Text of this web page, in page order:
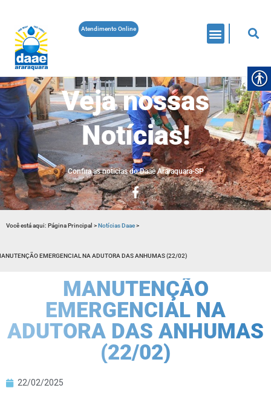
Atendimento Online
Veja nossas
Notícias!
Confira as noticias do Daae Araraquara-SP
Você está aqui: Página Principal >Notícias Daae>
EMERGENCIAL NA ADUTORA DAS ANHUMAS (22/02)
MANUTENÇÃO
EMERGENCIAL NA
ADUTORA DAS ANHUMAS
(22/02)
22/02/2025